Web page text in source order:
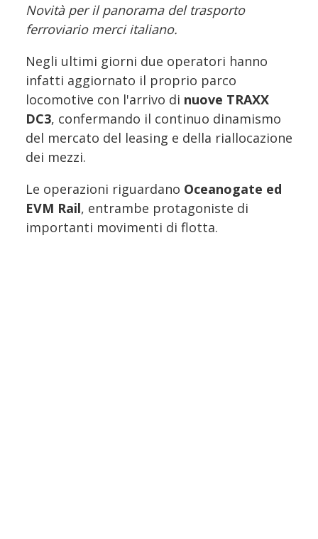
Novità per il panorama del trasporto
ferroviario merci italiano.
Negli ultimi giorni due operatori hanno
infatti aggiornato il proprio parco
locomotive con l'arrivo di nuove TRAXX
DC3, confermando il continuo dinamismo
del mercato del leasing e della riallocazione
dei mezzi.
Le operazioni riguardano Oceanogate ed
EVM Rail, entrambe protagoniste di
importanti movimenti di flotta.